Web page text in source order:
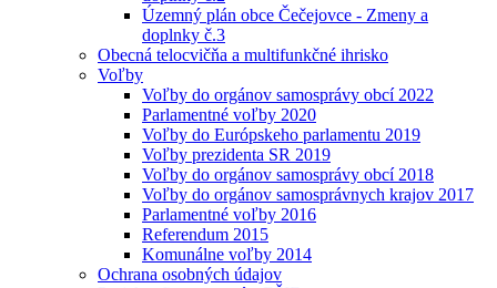
Územný plán obce Čečejovce - Zmeny a
doplnky č.3
Obecná telocvičňa a multifunkčné ihrisko
Voľby
Voľby do orgánov samosprávy obcí 2022
Parlamentné voľby 2020
Voľby do Európskeho parlamentu 2019
Voľby prezidenta SR 2019
Voľby do orgánov samosprávy obcí 2018
Voľby do orgánov samosprávnych krajov 2017
Parlamentné voľby 2016
Referendum 2015
Komunálne voľby 2014
Ochrana osobných údajov